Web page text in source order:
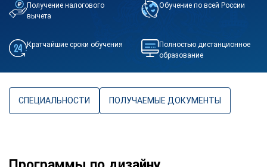
Получение налогового
вычета
Обучение по всей России
Кратчайшие сроки обучения
Полностью дистанционное
образование
СПЕЦИАЛЬНОСТИ ПОЛУЧАЕМЫЕ ДОКУМЕНТЫ